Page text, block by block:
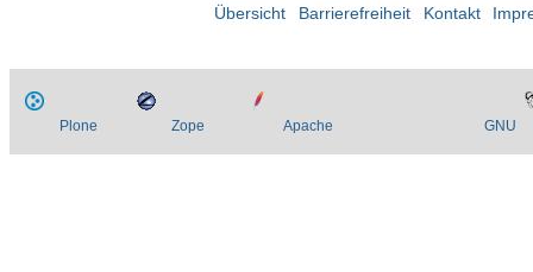
Übersicht Barrierefreiheit Kontakt
Plone Zope Apache GNU